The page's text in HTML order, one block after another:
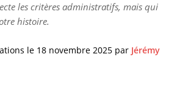
les critères administratifs, mais qui
histoire.
le 18 novembre 2025 par Jérémy